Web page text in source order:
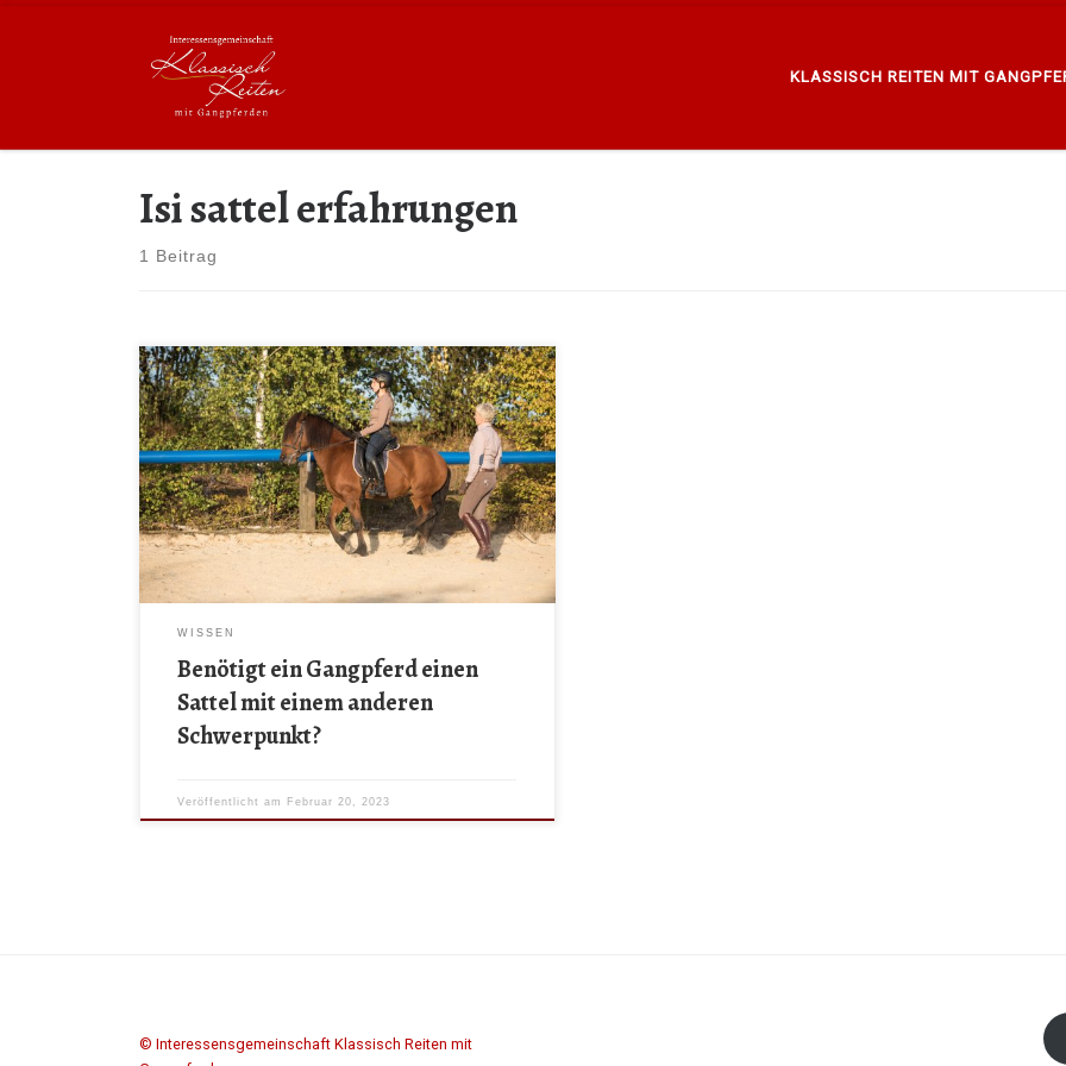
Zum Inhalt springen
KLASSISCH REITEN MIT
Isi sattel erfahrungen
1 Beitrag
In diesem Beitrag widmen wir uns dem Mythos
„Gangpferde brauchen einen Sattel mit nach hinten
verlagertem Schwerpunkt“. Wir beleuchten Fragen
wie: Woher kommt dieser Mythos und wie wird er
begründet? Was bewirkt ein nach hinten verlagerter
Sattel-Schwerpunkt aus biomechanischer Sicht? Wieso
ist die Vorhandaktion vieler Pferde mit so […]
WISSEN
Benötigt ein Gangpferd einen
Sattel mit einem anderen
Schwerpunkt?
Veröffentlicht am Februar 20, 2023
© Interessensgemeinschaft Klassisch Reiten mit